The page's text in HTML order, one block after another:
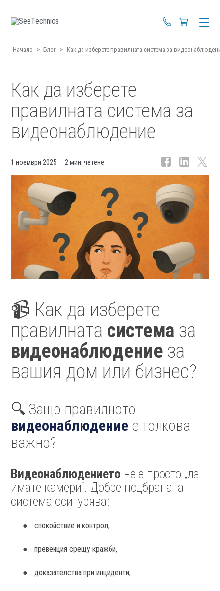
+359 88 670
Начало > Блог > Как да изберете правилната система за
Как да изберете
правилната система за
видеонаблюдение
1 ноември 2025 2 мин. четене
📹 Как да изберете
правилната система за
видеонаблюдение за
вашия дом или бизнес?
🔍 Защо правилното
видеонаблюдение е толкова
важно?
Видеонаблюдението не е просто „да
имате камери“. Добре подбраната
система осигурява:
спокойствие и контрол,
превенция срещу кражби,
доказателства при инциденти,